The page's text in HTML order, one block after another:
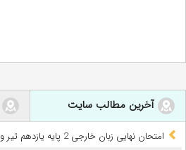
آخرین مطالب سایت
امتحان نهایی زبان خارجی 2 پایه یازدهم تیر و مرداد 1405 + فایل صوتی